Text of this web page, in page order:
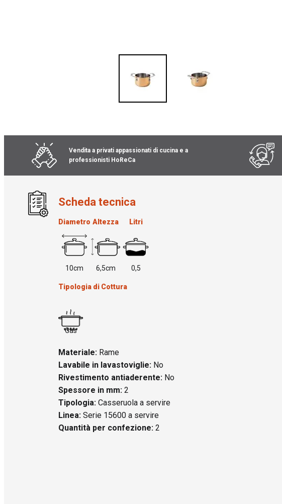
immagini
Vendita a privati appassionati di cucina e a
professionisti HoReCa
Scheda tecnica
Diametro
10cm
Altezza
6,5cm
Litri
0,5
Tipologia di Cottura
Gas
Materiale: Rame
Lavabile in lavastoviglie: No
Rivestimento antiaderente: No
Spessore in mm: 2
Tipologia: Casseruola a servire
Linea: Serie 15600 a servire
Quantità per confezione: 2